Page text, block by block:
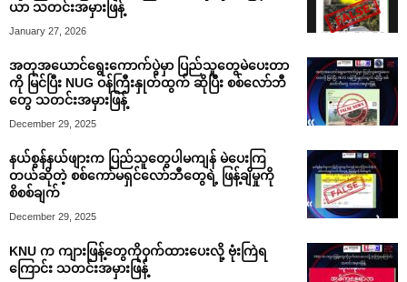
ယာ သတင်းအမှားဖြန့်
January 27, 2026
အတုအယောင်ရွေးကောက်ပွဲမှာ ပြည်သူတွေမဲပေးတာ
ကို မြင်ပြီး NUG ဝန်ကြီးနှုတ်ထွက် ဆိုပြီး စစ်လော်ဘီ
တွေ သတင်းအမှားဖြန့်
December 29, 2025
နယ်စွန်နယ်ဖျားက ပြည်သူတွေပါမကျန် မဲပေးကြ
တယ်ဆိုတဲ့ စစ်ကော်မရှင်လော်ဘီတွေရဲ့ ဖြန့်ချိမှုကို
စိစစ်ချက်
December 29, 2025
KNU က ကျားဖြန့်တွေကိုဝှက်ထားပေးလို့ ဗုံးကြဲရ
ကြောင်း သတင်းအမှားဖြန့်